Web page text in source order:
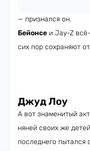
— признался он.
Бейонсе и Jay-Z
сих пор сохраняют
Джуд Лоу
А вот знаменитый
няней своих же
последнего пытался